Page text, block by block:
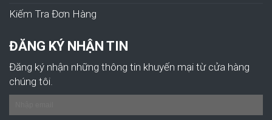
Kiếm Tra Đơn Hàng
ĐĂNG KÝ NHẬN TIN
Đăng ký nhận những thông tin khuyến mại từ cửa hàng
chúng tôi.